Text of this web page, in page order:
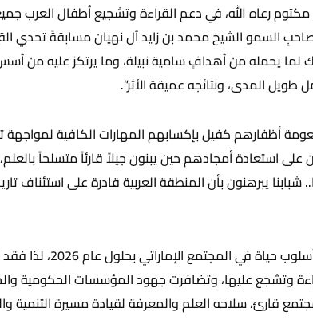
رعاه الله، في دعم القراءة وتشجيع أطفال العرب
السمو الشيخ محمد بن زايد آل نهيان مسابقةَ تحدي
لما يحمله من أهدافٍ سامية نبيلة، وما يرتكز عليه من
المدى، ونتائجه عميقة الأثر”.
أظفارهم كفيل بإكسابهم المهارات الكافية لمواجهة
على استعادة أمجادهم حين يبنون جيلاً قارئاً متسلحاً
شبابنا يبرهنون بأن المنطقة العربية قادرة على استئناف
وقد وضعت الإمارات العربية
وتشجع عليها، وتضافرت جهود المؤسسات الحكومية
سلاحه العلم والمعرفة لقيادة مسيرة التنمية